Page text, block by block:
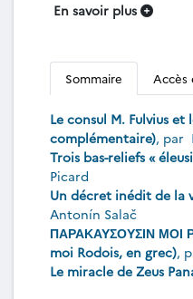
En savoir plus
Sommaire Accès
Le consul M. Fulvius
complémentaire), par
Trois bas-reliefs «
Picard
Un décret inédit de la
Antonín Salač
ΠΑΡΑΚΑΥΣΟΥΣΙΝ ΜΟΙ
moi Rodois, en grec),
Le miracle de Zeus